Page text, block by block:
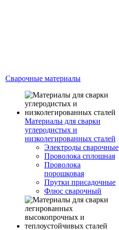
Сварочные материалы
Материалы для сварки
углеродистых и
низколегированных сталей
Электроды сварочные
Проволока сплошная
Проволока
порошковая
Прутки присадочные
Флюс сварочный